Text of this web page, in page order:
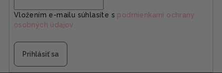
Vložením e-mailu súhlasíte s podmienkami ochrany
osobných údajov
Prihlásiť sa